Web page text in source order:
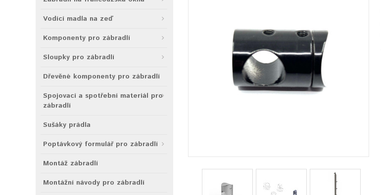
Vodící madla na zeď
Komponenty pro zábradlí
Sloupky pro zábradlí
Dřevěné komponenty pro zábradlí
Spojovací a spotřební materiál pro
zábradlí
Sušáky prádla
Poptávkový formulář pro zábradlí
Montáž zábradlí
Montážní návody pro zábradlí